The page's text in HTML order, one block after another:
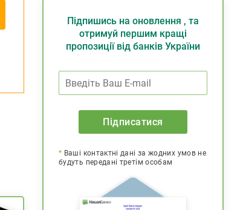
Підпишись на оновлення , та
отримуй першим кращі
пропозиції від банків України
Підписатися
* Ваші контактні дані за жодних умов не
будуть передані третім особам